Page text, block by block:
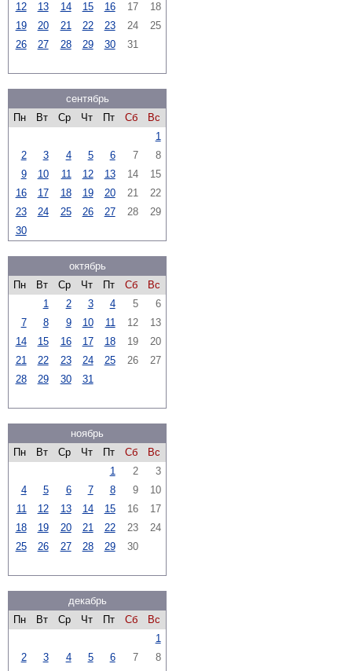
12
13 14 15 16 17
18
19
20 21 22 23 24
25
26
27 28 29 30 31
сентябрь
Пн
Вт Ср Чт Пт Сб
Вс
1
2
3 4 5 6 7
8
9
10 11 12 13 14
15
16
17 18 19 20 21
22
23
24 25 26 27 28
29
30
октябрь
Пн
Вт Ср Чт Пт Сб
Вс
1
2 3 4 5
6
7
8 9 10 11 12
13
14
15 16 17 18 19
20
21
22 23 24 25 26
27
28
29 30 31
ноябрь
Пн
Вт Ср Чт Пт Сб
Вс
1
2
3
4
5 6 7 8 9
10
11
12 13 14 15 16
17
18
19 20 21 22 23
24
25
26 27 28 29 30
декабрь
Пн
Вт Ср Чт Пт Сб
Вс
1
2
3 4 5 6 7
8